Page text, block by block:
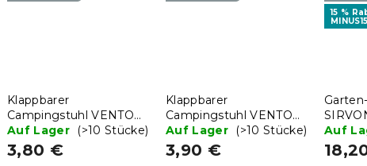
Klappbarer
Campingstuhl VENTO
38 cm, blau
Auf Lager (>10 Stücke)
3,80 €
Klappbarer
Campingstuhl VENTO
38 cm, schwarz
Auf Lager (>10 Stücke)
3,90 €
15 %
MINUS15
cm,
Auf